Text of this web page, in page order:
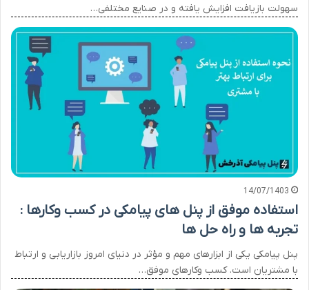
سهولت بازیافت افزایش یافته و در صنایع مختلفی…
14/07/1403
استفاده موفق از پنل های پیامکی در کسب وکارها :
تجربه ها و راه حل ها
پنل پیامکی یکی از ابزارهای مهم و مؤثر در دنیای امروز بازاریابی و ارتباط
با مشتریان است. کسب وکارهای موفق…